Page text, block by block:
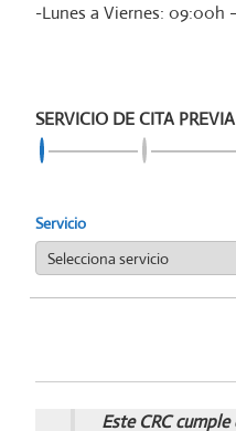
-Lunes a Viernes: 09:00h
SERVICIO DE CITA PREVIA
Servicio
Este CRC